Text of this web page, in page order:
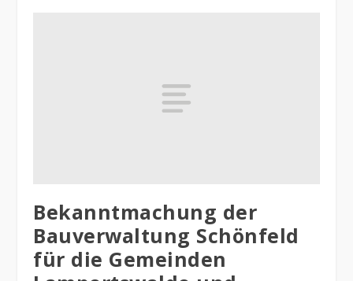
Bekanntmachung der
Bauverwaltung Schönfeld
für die Gemeinden